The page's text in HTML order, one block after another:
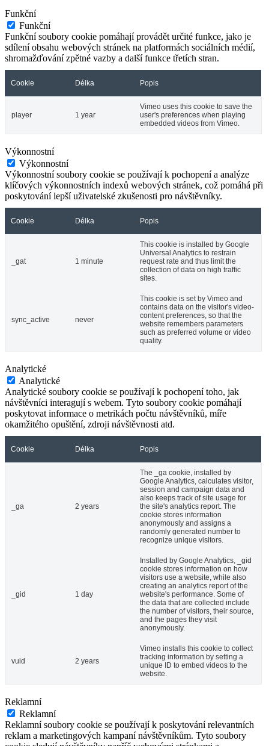
Funkční
Funkční
Funkční soubory cookie pomáhají provádět určité funkce, jako je
sdílení obsahu webových stránek na platformách sociálních médií,
shromažďování zpětné vazby a další funkce třetích stran.
Cookie Délka Popis
player 1 year
Vimeo uses this cookie to save the
user's preferences when playing
embedded videos from Vimeo.
Výkonnostní
Výkonnostní
Výkonnostní soubory cookie se používají k pochopení a analýze
klíčových výkonnostních indexů webových stránek, což pomáhá při
poskytování lepší uživatelské zkušenosti pro návštěvníky.
Cookie Délka Popis
_gat 1 minute
This cookie is installed by Google
Universal Analytics to restrain
request rate and thus limit the
collection of data on high traffic
sites.
sync_active never
This cookie is set by Vimeo and
contains data on the visitor's video-
content preferences, so that the
website remembers parameters
such as preferred volume or video
quality.
Analytické
Analytické
Analytické soubory cookie se používají k pochopení toho, jak
návštěvníci interagují s webem. Tyto soubory cookie pomáhají
poskytovat informace o metrikách počtu návštěvníků, míře
okamžitého opuštění, zdroji návštěvnosti atd.
Cookie Délka Popis
_ga 2 years
The _ga cookie, installed by
Google Analytics, calculates visitor,
session and campaign data and
also keeps track of site usage for
the site's analytics report. The
cookie stores information
anonymously and assigns a
randomly generated number to
recognize unique visitors.
_gid 1 day
Installed by Google Analytics, _gid
cookie stores information on how
visitors use a website, while also
creating an analytics report of the
website's performance. Some of
the data that are collected include
the number of visitors, their source,
and the pages they visit
anonymously.
vuid 2 years
Vimeo installs this cookie to collect
tracking information by setting a
unique ID to embed videos to the
website.
Reklamní
Reklamní
Reklamní soubory cookie se používají k poskytování relevantních
reklam a marketingových kampaní návštěvníkům. Tyto soubory